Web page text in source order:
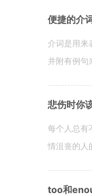
便捷的介
介词是用来
并附有例句
悲伤时你
每个人总有
情沮丧的人
too和